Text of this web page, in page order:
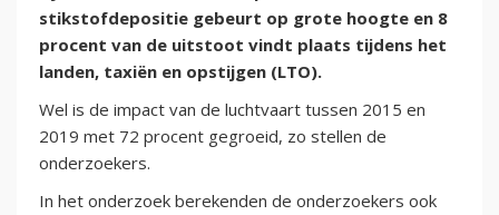
stikstofdepositie gebeurt op grote hoogte en 8
procent van de uitstoot vindt plaats tijdens het
landen, taxiën en opstijgen (LTO).
Wel is de impact van de luchtvaart tussen 2015 en
2019 met 72 procent gegroeid, zo stellen de
onderzoekers.
In het onderzoek berekenden de onderzoekers ook